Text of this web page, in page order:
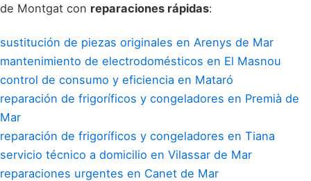
de Montgat con reparaciones rápidas:
sustitución de piezas originales en Arenys de Mar
mantenimiento de electrodomésticos en El Masnou
control de consumo y eficiencia en Mataró
reparación de frigoríficos y congeladores en Premià de
Mar
reparación de frigoríficos y congeladores en Tiana
servicio técnico a domicilio en Vilassar de Mar
reparaciones urgentes en Canet de Mar